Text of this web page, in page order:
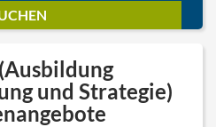
und Strategie)